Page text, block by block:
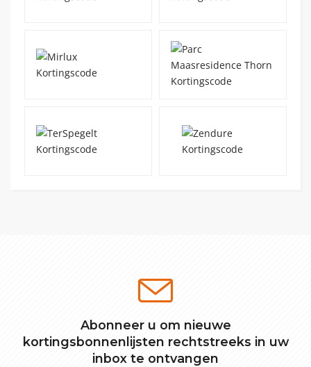
Abonneer u om nieuwe
kortingsbonnenlijsten rechtstreeks in uw
inbox te ontvangen